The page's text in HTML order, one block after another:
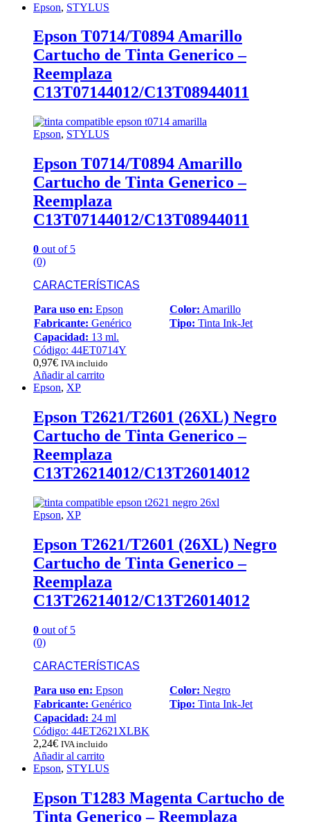
Epson, STYLUS
Epson T0714/T0894 Amarillo
Cartucho de Tinta Generico –
Reemplaza
C13T07144012/C13T08944011
Epson, STYLUS
Epson T0714/T0894 Amarillo
Cartucho de Tinta Generico –
Reemplaza
C13T07144012/C13T08944011
0 out of 5
(0)
CARACTERÍSTICAS
Para uso en: Epson Color: Amarillo
Fabricante: Genérico Tipo: Tinta Ink-Jet
Capacidad: 13 ml.
Código: 44ET0714Y
0,97€ IVA incluido
Añadir al carrito
Epson, XP
Epson T2621/T2601 (26XL) Negro
Cartucho de Tinta Generico –
Reemplaza
C13T26214012/C13T26014012
Epson, XP
Epson T2621/T2601 (26XL) Negro
Cartucho de Tinta Generico –
Reemplaza
C13T26214012/C13T26014012
0 out of 5
(0)
CARACTERÍSTICAS
Para uso en: Epson Color: Negro
Fabricante: Genérico Tipo: Tinta Ink-Jet
Capacidad: 24 ml
Código: 44ET2621XLBK
2,24€ IVA incluido
Añadir al carrito
Epson, STYLUS
Epson T1283 Magenta Cartucho de
Tinta Generico – Reemplaza